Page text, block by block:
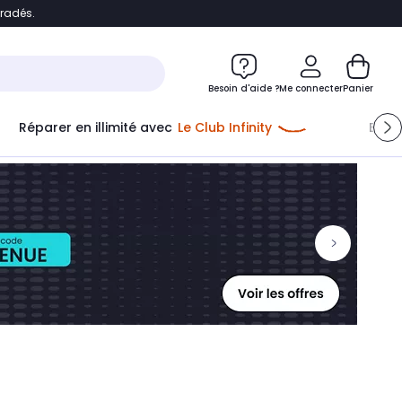
Besoin d'aide ?Me connecterPanier
Réparer en illimité avec Le Club Infinity